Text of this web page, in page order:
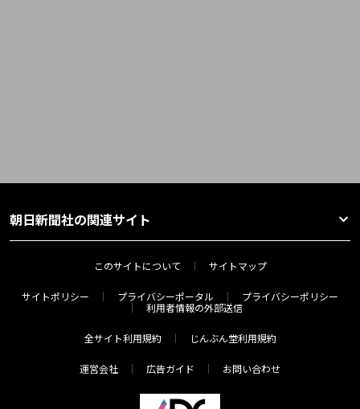
朝日新聞社の関連サイト
このサイトについて サイトマップ
サイトポリシー プライバシーポータル
プライバシーポリシー
利用者情報の外部送信
全サイト利用規約 じんぶん堂利用規約
運営会社 広告ガイド お問い合わせ